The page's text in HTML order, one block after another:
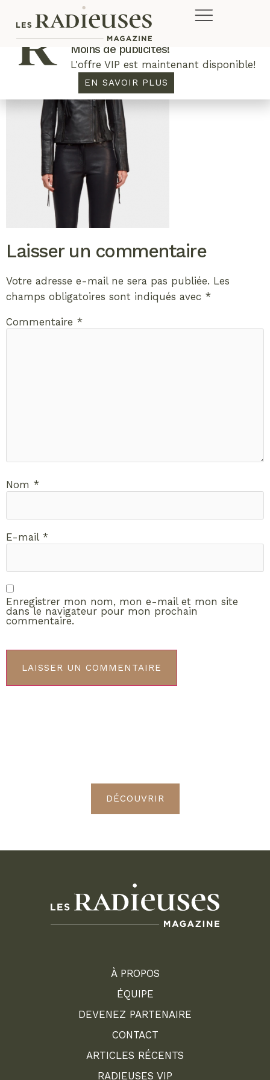
Laisser un commentaire
Votre adresse e-mail ne sera pas publiée. Les
champs obligatoires sont indiqués avec *
Commentaire *
Nom *
E-mail *
Enregistrer mon nom, mon e-mail et mon site
dans le navigateur pour mon prochain
commentaire.
DÉCOUVRIR
À PROPOS
ÉQUIPE
DEVENEZ PARTENAIRE
CONTACT
ARTICLES RÉCENTS
RADIEUSES VIP
Plus de concours. Plus de rabais.
Moins de publicités!
L'offre VIP est maintenant disponible!
EN SAVOIR PLUS